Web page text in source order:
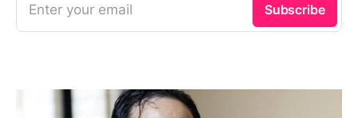
Enter your email Subscribe